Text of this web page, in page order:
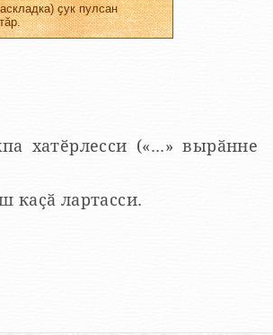
ҫук пулсан
хатӗрлесси («...» вырӑнне
каҫӑ лартасси.